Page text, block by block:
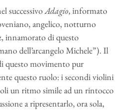
successivoAdagio, informato
angelico, notturno
innamorato di questo
dell’arcangelo Michele”). Il
questo movimento pur
questo ruolo: i secondi violini
un ritmo simile ad un rintocco
a ripresentarlo, ora sola,